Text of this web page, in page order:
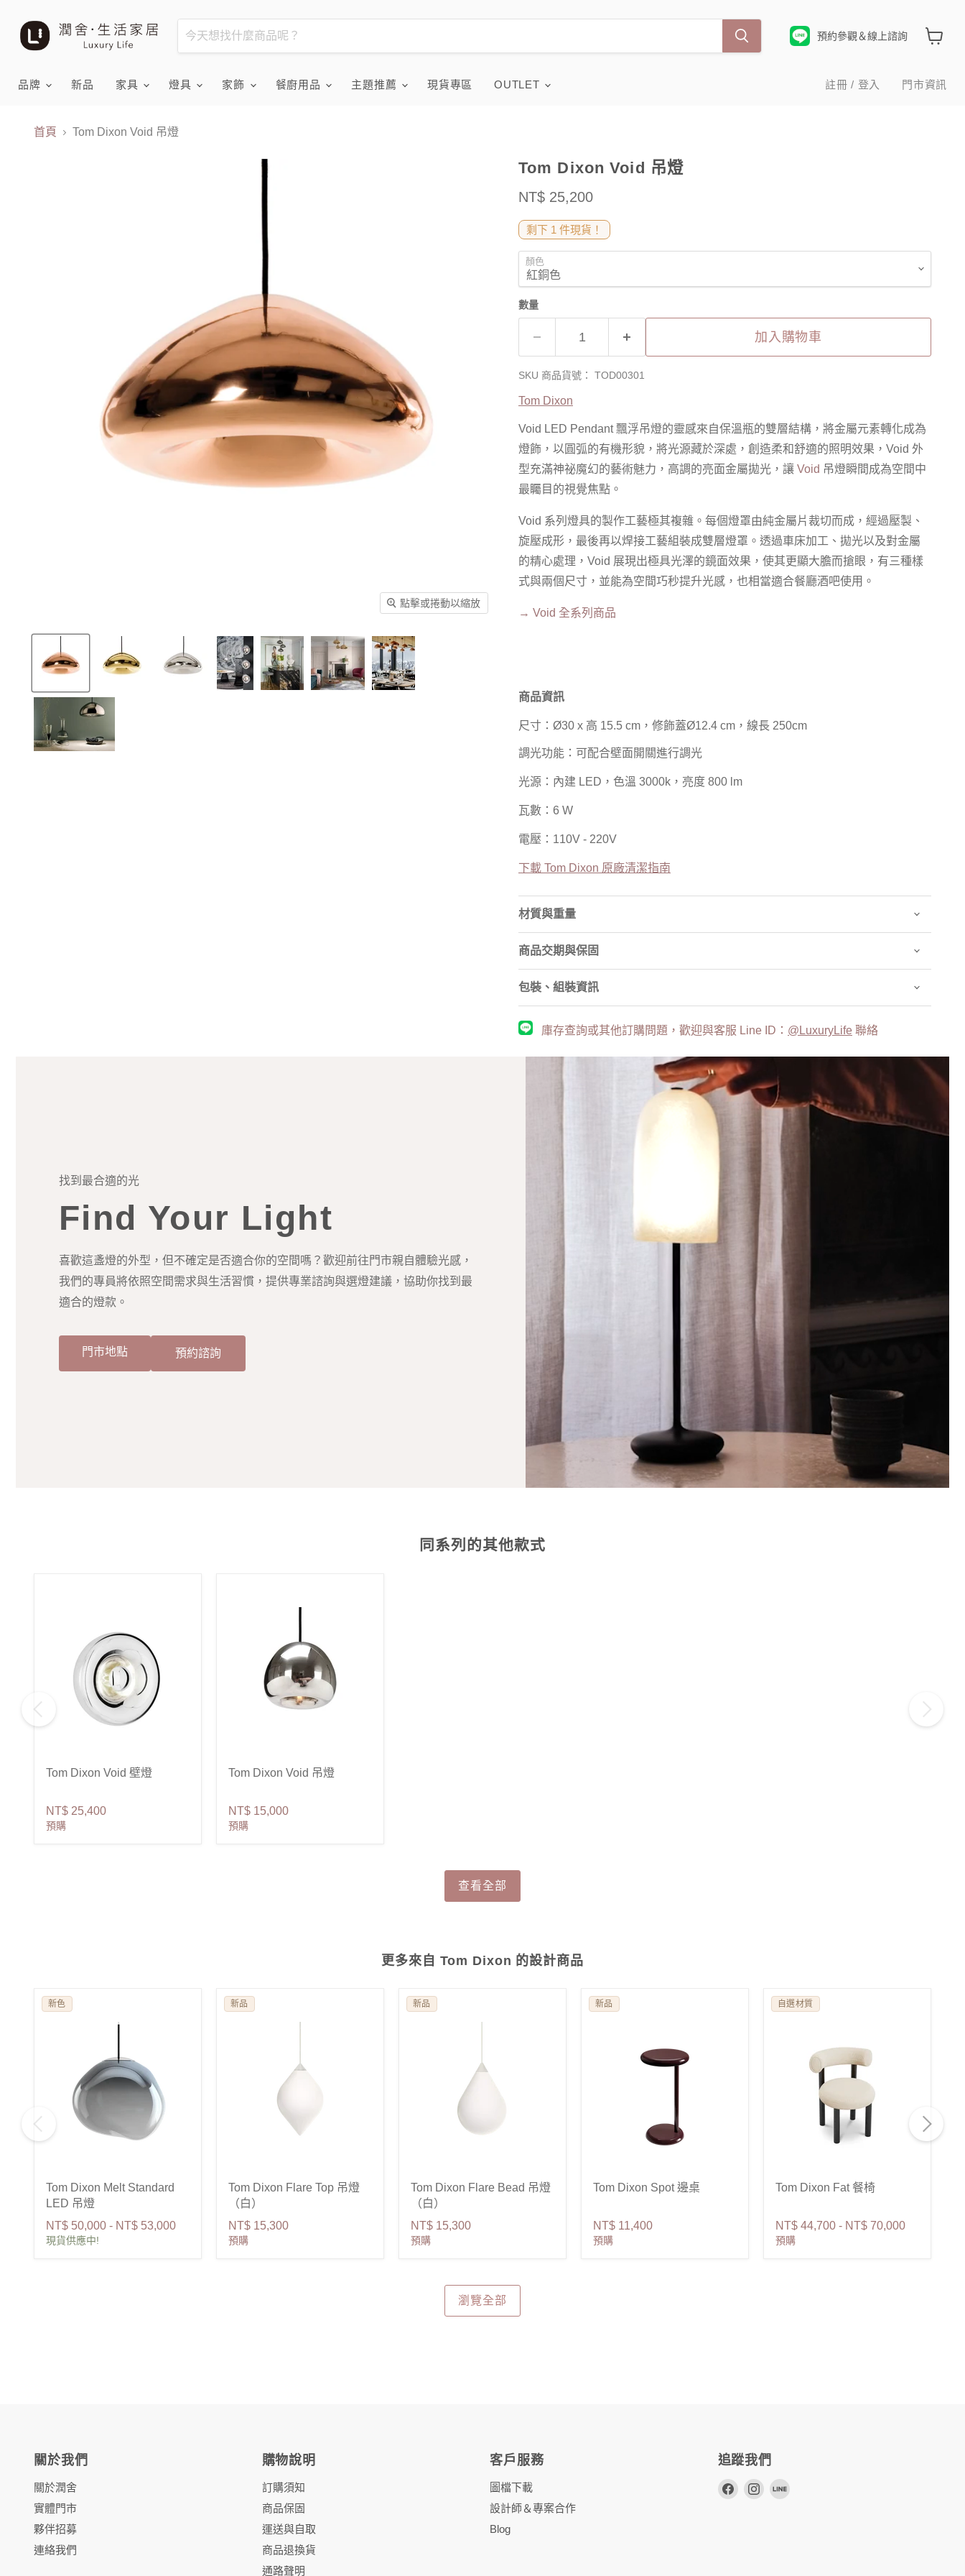
預約參觀＆線上諮詢
物
品牌 新品 家具 燈具 家飾 餐廚用品 主題推薦 現貨專區 OUTLET 註冊 / 登入 門市資訊
首頁 Tom Dixon Void 吊燈
點擊或捲動以縮放
Tom Dixon Void 吊燈
售價
NT$ 25,200
剩下 1 件現貨！
顏色
數量
加入購物車
SKU 商品貨號： TOD00301
Tom Dixon
Void LED Pendant 飄浮吊燈的靈感來自保溫瓶的雙層結構，將金屬元素轉化成為
燈飾，以圓弧的有機形貌，將光源藏於深處，創造柔和舒適的照明效果，Void 外
型充滿神祕魔幻的藝術魅力，高調的亮面金屬拋光，讓 Void 吊燈瞬間成為空間中
最矚目的視覺焦點。
Void 系列燈具的製作工藝極其複雜。每個燈罩由純金屬片裁切而成，經過壓製、
旋壓成形，最後再以焊接工藝組裝成雙層燈罩。透過車床加工、拋光以及對金屬
的精心處理，Void 展現出極具光澤的鏡面效果，使其更顯大膽而搶眼，有三種樣
式與兩個尺寸，並能為空間巧秒提升光感，也相當適合餐廳酒吧使用。
→ Void 全系列商品
商品資訊
尺寸：Ø30 x 高 15.5 cm，修飾蓋Ø12.4 cm，線長 250cm
調光功能：可配合壁面開關進行調光
光源：內建 LED，色溫 3000k，亮度 800 lm
瓦數：6 W
電壓：110V - 220V
下載 Tom Dixon 原廠清潔指南
材質與重量
商品交期與保固
包裝、組裝資訊
庫存查詢或其他訂購問題，歡迎與客服 Line ID： @LuxuryLife 聯絡
找到最合適的光
Find Your Light
喜歡這盞燈的外型，但不確定是否適合你的空間嗎？歡迎前往門市親自體驗光感，
我們的專員將依照空間需求與生活習慣，提供專業諮詢與選燈建議，協助你找到最
適合的燈款。
門市地點 預約諮詢
同系列的其他款式
Tom Dixon Void 壁燈
NT$ 25,400
預購
Tom Dixon Void 吊燈
NT$ 15,000
預購
查看全部
更多來自 Tom Dixon 的設計商品
新色
Tom Dixon Melt Standard
LED 吊燈
NT$ 50,000 - NT$ 53,000
現貨供應中!
新品
Tom Dixon Flare Top 吊燈
（白）
NT$ 15,300
預購
新品
Tom Dixon Flare Bead 吊燈
（白）
NT$ 15,300
預購
新品
Tom Dixon Spot 邊桌
NT$ 11,400
預購
自選材質
Tom Dixon Fat 餐椅
NT$ 44,700 - NT$ 70,000
預購
瀏覽全部
關於我們
關於潤舍
實體門市
夥伴招募
連絡我們
購物說明
訂購須知
商品保固
運送與自取
商品退換貨
通路聲明
客戶服務
圖檔下載
設計師＆專案合作
Blog
追蹤我們
在
在
在